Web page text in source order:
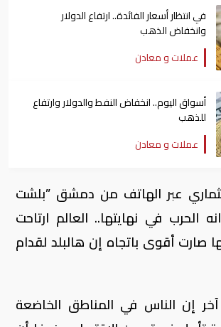
في انتظار أسعار الفائدة.. ارتفاع الدولار
وانخفاض الذهب
عملات و معادن
أسواق اليوم.. انخفاض النفط والدولار وارتفاع
للذهب
عملات و معادن
عبر الهاتف من دمشق ”بلشت
الحرب في نهايتها.. العالم ارتاحت
صارت أقوى باتجاه إن هالبلد لقدام
إن الناس في المناطق الخاضعة